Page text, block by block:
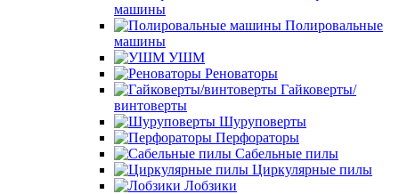
машины
Полировальные
машины
УШМ
Реноваторы
Гайковерты/
винтоверты
Шуруповерты
Перфораторы
Сабельные пилы
Циркулярные пилы
Лобзики